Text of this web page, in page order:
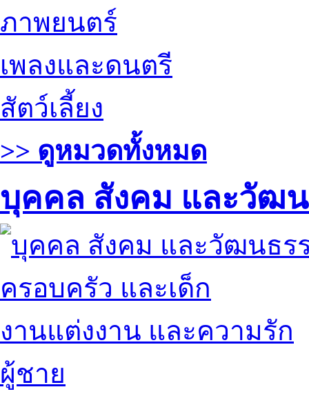
ภาพยนตร์
เพลงและดนตรี
สัตว์เลี้ยง
>> ดูหมวดทั้งหมด
บุคคล สังคม และวัฒ
ครอบครัว และเด็ก
งานแต่งงาน และความรัก
ผู้ชาย